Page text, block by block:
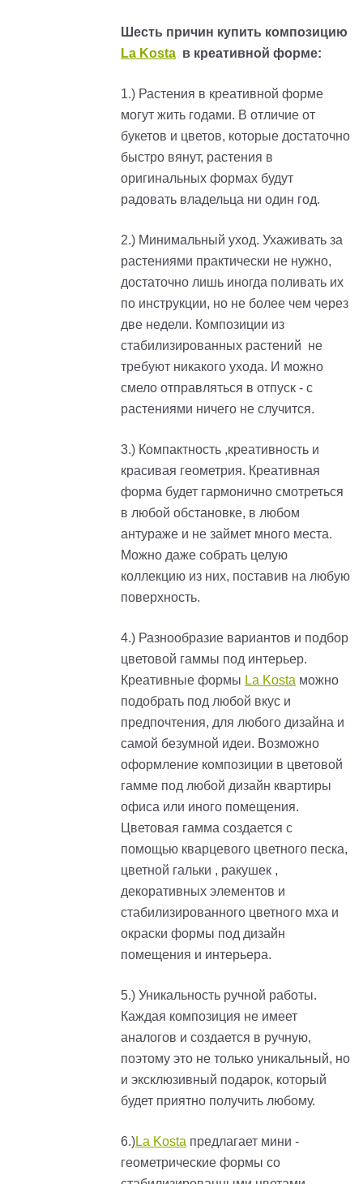
Шесть причин купить композицию
La Kosta в креативной форме:
1.) Растения в креативной форме
могут жить годами. В отличие от
букетов и цветов, которые достаточно
быстро вянут, растения в
оригинальных формах будут
радовать владельца ни один год.
2.) Минимальный уход. Ухаживать за
растениями практически не нужно,
достаточно лишь иногда поливать их
по инструкции, но не более чем через
две недели. Композиции из
стабилизированных растений не
требуют никакого ухода. И можно
смело отправляться в отпуск - с
растениями ничего не случится.
3.) Компактность ,креативность и
красивая геометрия. Креативная
форма будет гармонично смотреться
в любой обстановке, в любом
антураже и не займет много места.
Можно даже собрать целую
коллекцию из них, поставив на любую
поверхность.
4.) Разнообразие вариантов и подбор
цветовой гаммы под интерьер.
Креативные формы La Kosta можно
подобрать под любой вкус и
предпочтения, для любого дизайна и
самой безумной идеи. Возможно
оформление композиции в цветовой
гамме под любой дизайн квартиры
офиса или иного помещения.
Цветовая гамма создается с
помощью кварцевого цветного песка,
цветной гальки , ракушек ,
декоративных элементов и
стабилизированного цветного мха и
окраски формы под дизайн
помещения и интерьера.
5.) Уникальность ручной работы.
Каждая композиция не имеет
аналогов и создается в ручную,
поэтому это не только уникальный, но
и эксклюзивный подарок, который
будет приятно получить любому.
6.)La Kosta предлагает мини -
геометрические формы со